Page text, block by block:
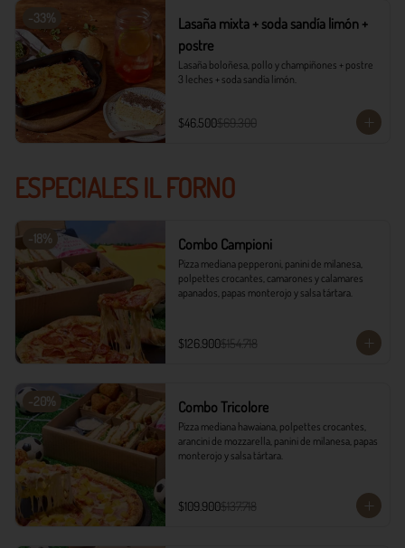
-33%
Lasaña mixta + soda sandía limón +
postre
Lasaña boloñesa, pollo y champiñones + postre
3 leches + soda sandía limón.
$46.500$69.300
ESPECIALES IL FORNO
-18% Combo Campioni
Pizza mediana pepperoni, panini de milanesa,
polpettes crocantes, camarones y calamares
apanados, papas monterojo y salsa tártara.
$126.900$154.718
-20% Combo Tricolore
Pizza mediana hawaiana, polpettes crocantes,
arancini de mozzarella, panini de milanesa, papas
monterojo y salsa tártara.
$109.900$137.718